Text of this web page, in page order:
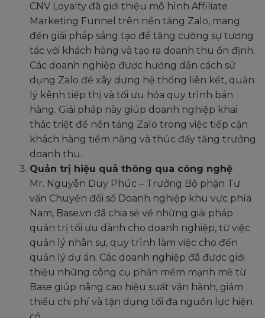
CNV Loyalty đã giới thiệu mô hình Affiliate
Marketing Funnel trên nền tảng Zalo, mang
đến giải pháp sáng tạo để tăng cường sự tương
tác với khách hàng và tạo ra doanh thu ổn định.
Các doanh nghiệp được hướng dẫn cách sử
dụng Zalo để xây dựng hệ thống liên kết, quản
lý kênh tiếp thị và tối ưu hóa quy trình bán
hàng. Giải pháp này giúp doanh nghiệp khai
thác triệt để nền tảng Zalo trong việc tiếp cận
khách hàng tiềm năng và thúc đẩy tăng trưởng
doanh thu.
Quản trị hiệu quả thông qua công nghệ
Mr. Nguyễn Duy Phúc – Trưởng Bộ phận Tư
vấn Chuyển đổi số Doanh nghiệp khu vực phía
Nam, Base.vn đã chia sẻ về những giải pháp
quản trị tối ưu dành cho doanh nghiệp, từ việc
quản lý nhân sự, quy trình làm việc cho đến
quản lý dự án. Các doanh nghiệp đã được giới
thiệu những công cụ phần mềm mạnh mẽ từ
Base giúp nâng cao hiệu suất vận hành, giảm
thiểu chi phí và tận dụng tối đa nguồn lực hiện